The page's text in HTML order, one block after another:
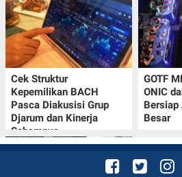
Cek Struktur
Kepemilikan BACH
Pasca Diakusisi Grup
Djarum dan Kinerja
Sahamnya
GOTF
ONIC
Bersiap
Besar